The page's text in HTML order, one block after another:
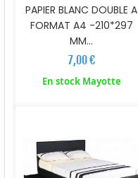
PAPIER BLANC DOUBLE A
FORMAT A4 -210*297
MM...
7,00 €
En stock Mayotte